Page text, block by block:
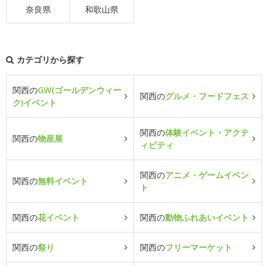
奈良県 和歌山県
カテゴリから探す
関西のGW(ゴールデンウィー
ク)イベント
関西のグルメ・フードフェス
関西の物産展
関西の体験イベント・アクテ
ィビティ
関西の無料イベント
関西のアニメ・ゲームイベン
ト
関西の花イベント 関西の動物ふれあいイベント
関西の祭り 関西のフリーマーケット